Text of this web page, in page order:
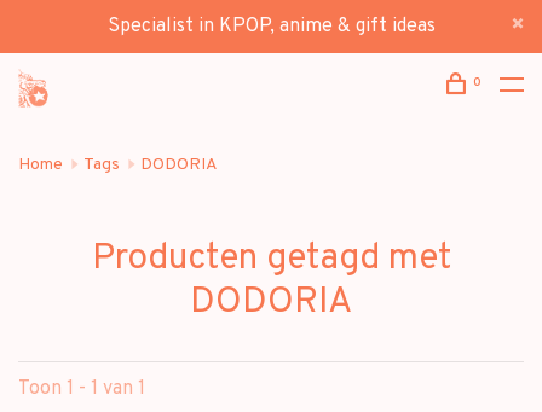
Specialist in KPOP, anime & gift ideas
0
Home Tags DODORIA
Producten getagd met
DODORIA
Toon 1 - 1 van 1